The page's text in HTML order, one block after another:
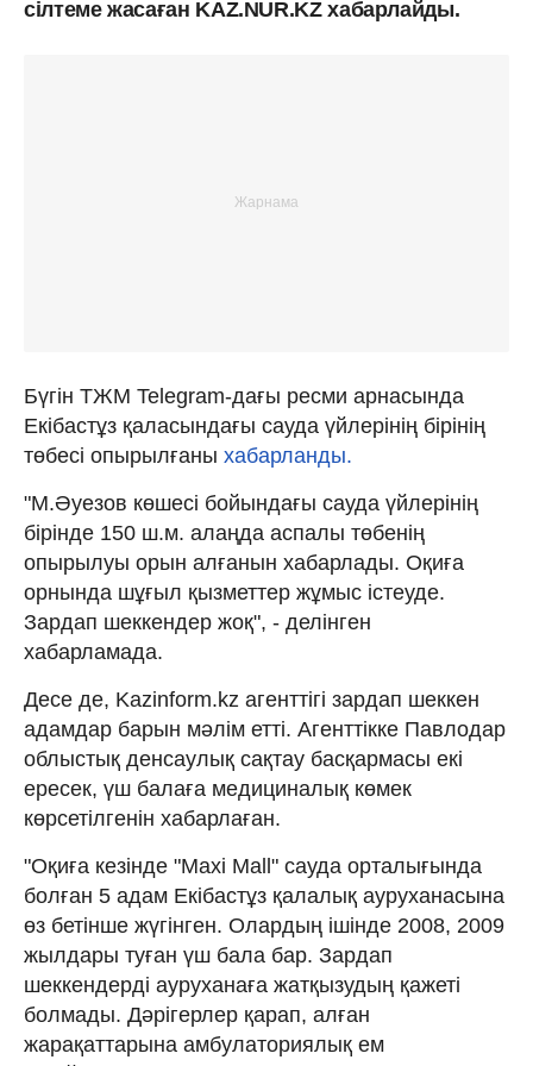
сілтеме жасаған KAZ.NUR.KZ хабарлайды.
Бүгін ТЖМ Telegram-дағы ресми арнасында
Екібастұз қаласындағы сауда үйлерінің бірінің
төбесі опырылғаны хабарланды.
"М.Әуезов көшесі бойындағы сауда үйлерінің
бірінде 150 ш.м. алаңда аспалы төбенің
опырылуы орын алғанын хабарлады. Оқиға
орнында шұғыл қызметтер жұмыс істеуде.
Зардап шеккендер жоқ", - делінген
хабарламада.
Десе де, Kazinform.kz агенттігі зардап шеккен
адамдар барын мәлім етті. Агенттікке Павлодар
облыстық денсаулық сақтау басқармасы екі
ересек, үш балаға медициналық көмек
көрсетілгенін хабарлаған.
"Оқиға кезінде "Maxi Mall" сауда орталығында
болған 5 адам Екібастұз қалалық ауруханасына
өз бетінше жүгінген. Олардың ішінде 2008, 2009
жылдары туған үш бала бар. Зардап
шеккендерді ауруханаға жатқызудың қажеті
болмады. Дәрігерлер қарап, алған
жарақаттарына амбулаториялық ем